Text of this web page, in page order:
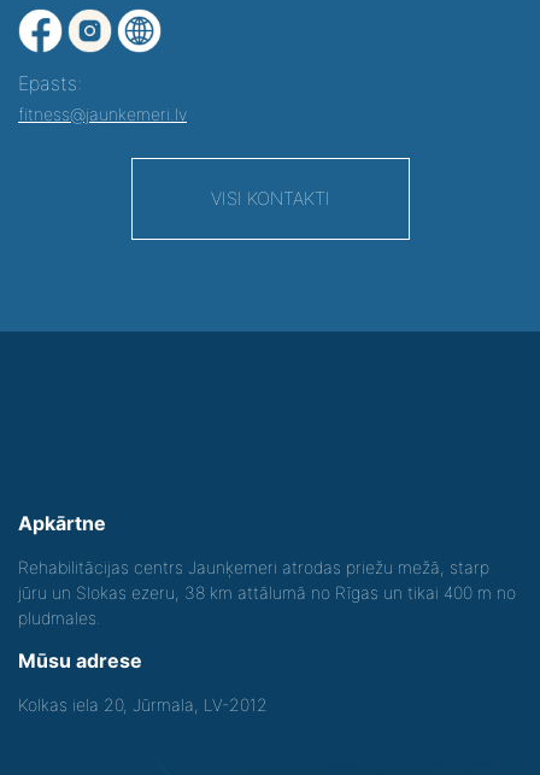
Epasts:
fitness@jaunkemeri.lv
VISI KONTAKTI
Apkārtne
Rehabilitācijas centrs Jaunķemeri atrodas priežu mežā, starp
jūru un Slokas ezeru, 38 km attālumā no Rīgas un tikai 400 m no
pludmales.
Mūsu adrese
Kolkas iela 20, Jūrmala, LV-2012